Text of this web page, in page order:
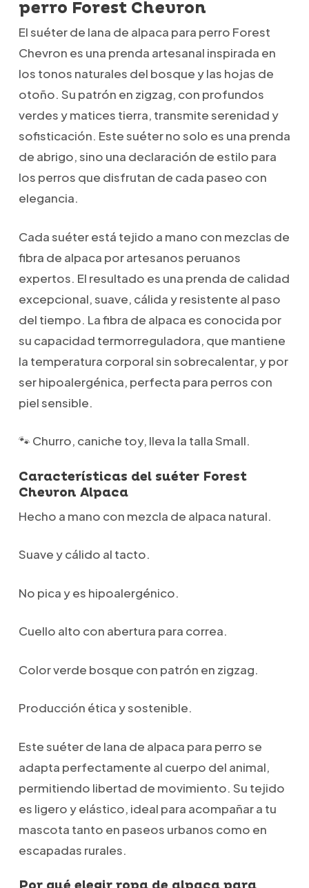
perro Forest Chevron
El suéter de lana de alpaca para perro Forest
Chevron es una prenda artesanal inspirada en
los tonos naturales del bosque y las hojas de
otoño. Su patrón en zigzag, con profundos
verdes y matices tierra, transmite serenidad y
sofisticación. Este suéter no solo es una prenda
de abrigo, sino una declaración de estilo para
los perros que disfrutan de cada paseo con
elegancia.
Cada suéter está tejido a mano con mezclas de
fibra de alpaca por artesanos peruanos
expertos. El resultado es una prenda de calidad
excepcional, suave, cálida y resistente al paso
del tiempo. La fibra de alpaca es conocida por
su capacidad termorreguladora, que mantiene
la temperatura corporal sin sobrecalentar, y por
ser hipoalergénica, perfecta para perros con
piel sensible.
🐾 Churro, caniche toy, lleva la talla Small.
Características del suéter Forest
Chevron Alpaca
Hecho a mano con mezcla de alpaca natural.
Suave y cálido al tacto.
No pica y es hipoalergénico.
Cuello alto con abertura para correa.
Color verde bosque con patrón en zigzag.
Producción ética y sostenible.
Este suéter de lana de alpaca para perro se
adapta perfectamente al cuerpo del animal,
permitiendo libertad de movimiento. Su tejido
es ligero y elástico, ideal para acompañar a tu
mascota tanto en paseos urbanos como en
escapadas rurales.